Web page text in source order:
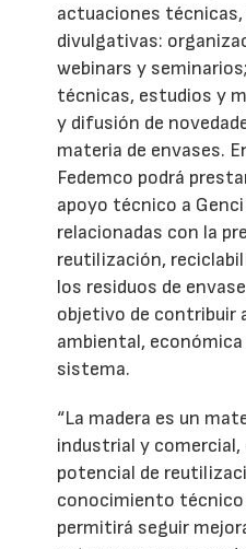
actuaciones
divulgativas:
webinars y
técnicas, estudios y
y difusión de
materia de envases.
Fedemco podrá
apoyo técnico a
relacionadas con la
reutilización,
los residuos de
objetivo de contribuir
ambiental,
sistema.
“La madera es un
industrial y comercial,
potencial de
conocimiento técnico
permitirá seguir